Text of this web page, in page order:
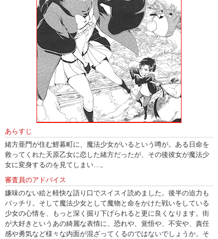
あらすじ
緒方亜門が住む鯉暮町に、魔法少女がいるという噂が。ある日命を
救ってくれた天原乙女に恋した緒方だったが、その後彼女が魔法少
女に変身するのを見てしまい…。
審査員のアドバイス
嫌味のない絵と軽快な語り口でスイスイ読めました。後半の迫力も
バッチリ。そして魔法少女として魔物と命をかけた戦いをしている
少女の心情を、もっと深く掘り下げられると更に良くなります。街
が大好きというあの綺麗な表情に、恐れや、覚悟や、不安や、責任
感や勇気など様々な内面が混ざってくるのではないでしょうか。そ